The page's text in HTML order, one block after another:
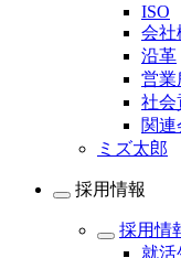
ISO
会社
沿革
営業
社会
関連
ミズ太郎
採用情報
採用情
就活